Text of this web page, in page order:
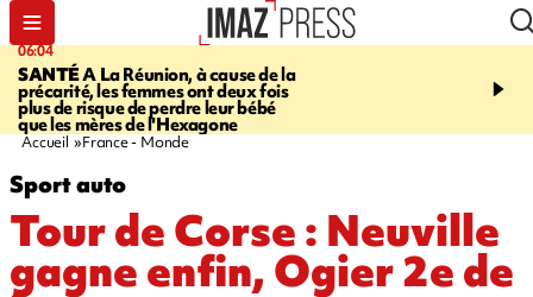
06:04
SANTÉA La Réunion, à cause de la
précarité, les femmes ont deux fois
plus de risque de perdre leur bébé
que les mères de l'Hexagone
07:23
route du Littoral
Accueil France - Monde
Sport auto
Tour de Corse : Neuville
gagne enfin, Ogier 2e de